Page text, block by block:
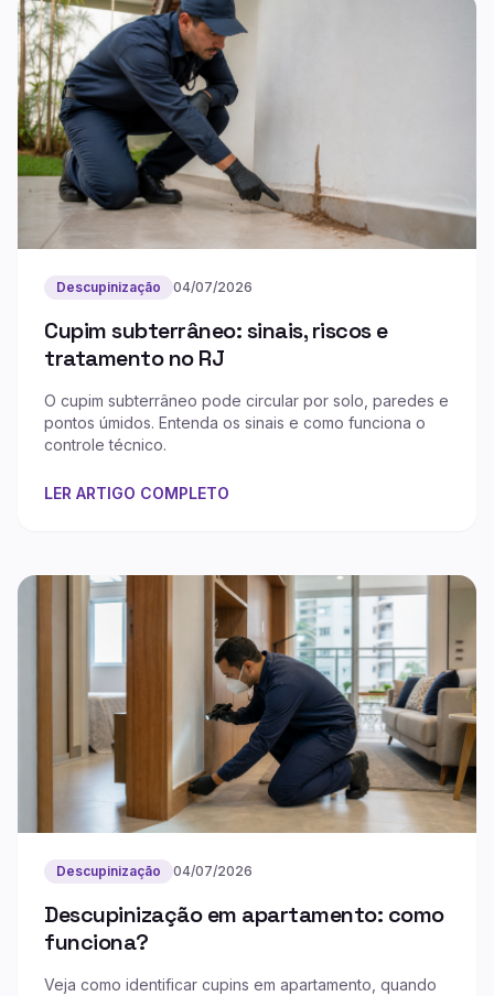
Descupinização 04/07/2026
Cupim subterrâneo: sinais, riscos e
tratamento no RJ
O cupim subterrâneo pode circular por solo, paredes e
pontos úmidos. Entenda os sinais e como funciona o
controle técnico.
LER ARTIGO COMPLETO
Descupinização 04/07/2026
Descupinização em apartamento: como
funciona?
Veja como identificar cupins em apartamento, quando